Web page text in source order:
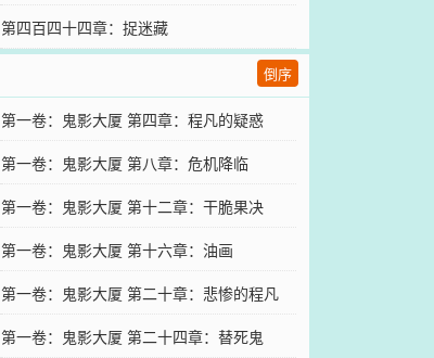
第四百四十四章：捉迷藏
倒序
第一卷：鬼影大厦 第四章：程凡的疑惑
第一卷：鬼影大厦 第八章：危机降临
第一卷：鬼影大厦 第十二章：干脆果决
第一卷：鬼影大厦 第十六章：油画
第一卷：鬼影大厦 第二十章：悲惨的程凡
第一卷：鬼影大厦 第二十四章：替死鬼